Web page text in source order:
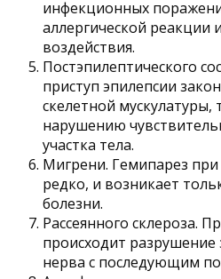
инфекционных
аллергической реакции
воздействия.
Постэпилептического
приступ эпилепсии
скелетной
нарушению
участка тела.
Мигрени. Гемипарез
редко, и возникает
болезни.
Рассеянного склероза.
происходит
нерва с последующим